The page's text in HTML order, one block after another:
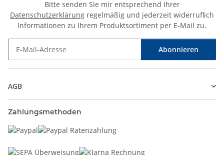
Bitte senden Sie mir entsprechend Ihrer
Datenschutzerklärung regelmäßig und jederzeit widerruflich
Informationen zu Ihrem Produktsortiment per E-Mail zu.
Abonnieren
AGB
Zahlungsmethoden